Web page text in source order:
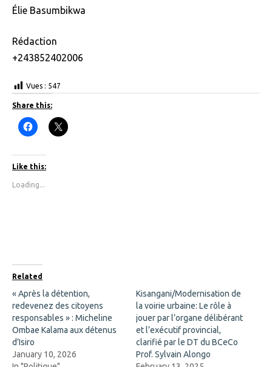
Élie Basumbikwa
Rédaction
+243852402006
Vues : 547
Share this:
C
l
k
t
o
h
b
o
o
k
(
O
p
e
n
i
n
n
C
l
i
n
n
e
w
w
d
Like this:
Loading...
Related
« Après la détention,
redevenez des citoyens
responsables » : Micheline
Ombae Kalama aux détenus
d’Isiro
January 10, 2026
Kisangani/Modernisation de
la voirie urbaine: Le rôle à
jouer par l’organe délibérant
et l’exécutif provincial,
clarifié par le DT du BCeCo
Prof. Sylvain Alongo